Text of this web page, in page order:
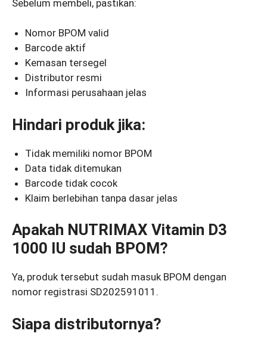
Sebelum membeli, pastikan:
Nomor BPOM valid
Barcode aktif
Kemasan tersegel
Distributor resmi
Informasi perusahaan jelas
Hindari produk jika:
Tidak memiliki nomor BPOM
Data tidak ditemukan
Barcode tidak cocok
Klaim berlebihan tanpa dasar jelas
Apakah NUTRIMAX Vitamin D3
1000 IU sudah BPOM?
Ya, produk tersebut sudah masuk BPOM dengan
nomor registrasi SD202591011.
Siapa distributornya?